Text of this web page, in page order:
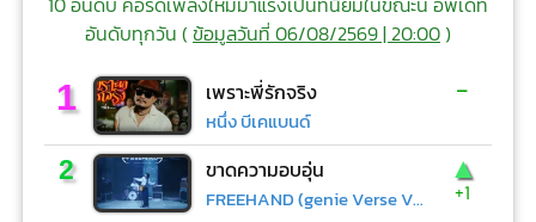
อันดับทุกวัน (ข้อมูลวันที่ 06/08/2569 | 20:00)
1 เพราะพี่รักจริง
หนึ่ง บีเคแบนด์
-
2 ขาดความอบอุ่น
FREEHAND (genie Verse Vol.1)
▲
+1